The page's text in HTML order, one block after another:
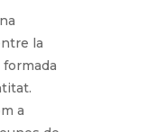
la
a